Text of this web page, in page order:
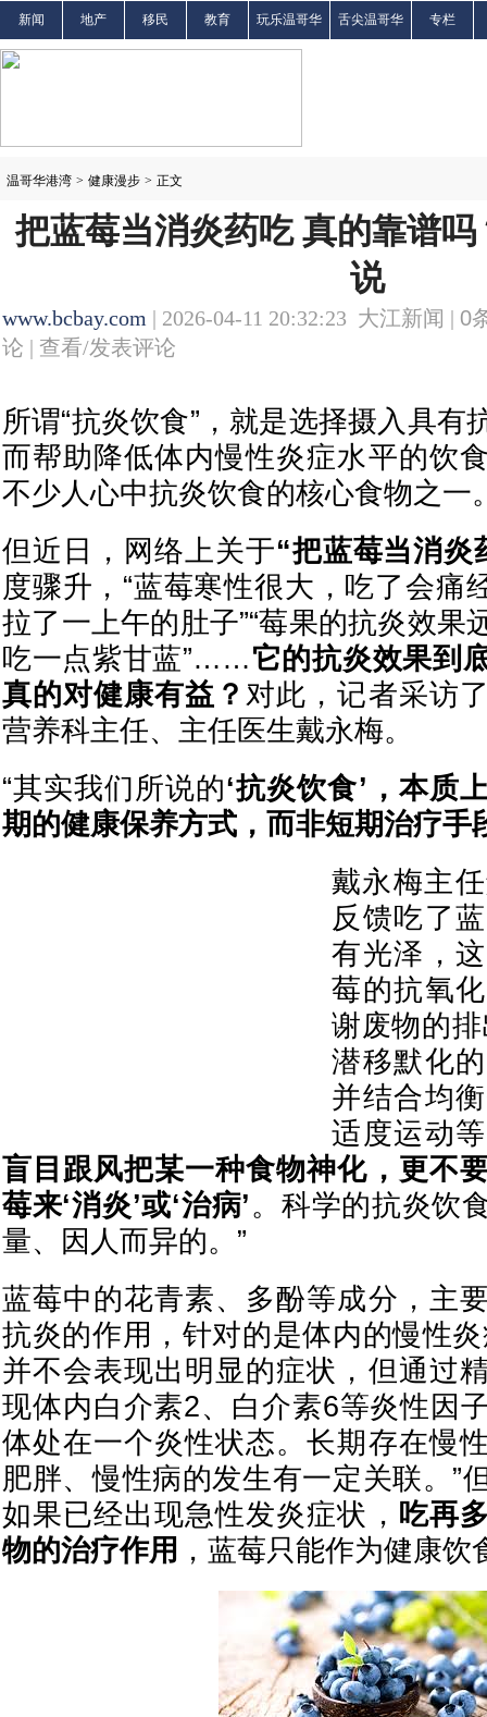
新闻 地产 移民 教育 玩乐温哥华 舌尖温哥华 专栏
温哥华港湾 > 健康漫步 > 正文
把蓝莓当消炎药吃 真的靠谱
说
www.bcbay.com | 2026-04-11 20:32:23 大江新闻 | 0
论 | 查看/发表评论
所谓“抗炎饮食”，就是选择摄入具有
而帮助降低体内慢性炎症水平的饮
不少人心中抗炎饮食的核心食物之一
但近日，网络上关于“把蓝莓当消炎
度骤升，“蓝莓寒性很大，吃了会痛
拉了一上午的肚子”“莓果的抗炎效果
吃一点紫甘蓝”……它的抗炎效果到
真的对健康有益？对此，记者采访
营养科主任、主任医生戴永梅。
“其实我们所说的‘抗炎饮食’ ，本质
期的健康保养方式，而非短期治疗手
戴永梅主
反馈吃了
有光泽，
莓的抗氧
谢废物的
潜移默化
并结合均
适度运动
盲目跟风把某一种食物神化，更不
莓来‘消炎’或‘治病’。科学的抗炎饮
量、因人而异的。”
蓝莓中的花青素、多酚等成分，主
抗炎的作用，针对的是体内的慢性
并不会表现出明显的症状，但通过
现体内白介素2、白介素6等炎性因
体处在一个炎性状态。长期存在慢
肥胖、慢性病的发生有一定关联。”
如果已经出现急性发炎症状， 吃再
物的治疗作用 ，蓝莓只能作为健康饮